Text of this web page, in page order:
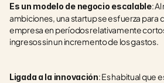
Es un modelo de negocio escalable:
ambiciones, una startup se esfuerza para
empresa en períodos relativamente
ingresos sin un incremento de los gastos.
Ligada a la innovación: Es habitual que